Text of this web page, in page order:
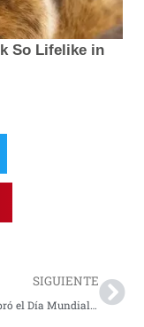
SIGUIENTE
Pasto celebró el Día Mundial de la Bicicleta